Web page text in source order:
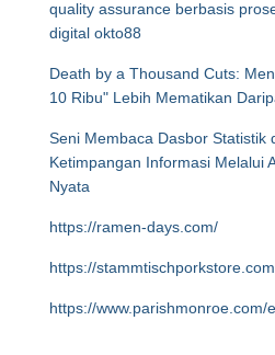
quality assurance berbasis
digital okto88
Death by a Thousand Cuts:
10 Ribu" Lebih Mematikan
Seni Membaca Dasbor Statistik
Ketimpangan Informasi Melalui
Nyata
https://ramen-days.com/
https://
https://www.parishmonroe.com/